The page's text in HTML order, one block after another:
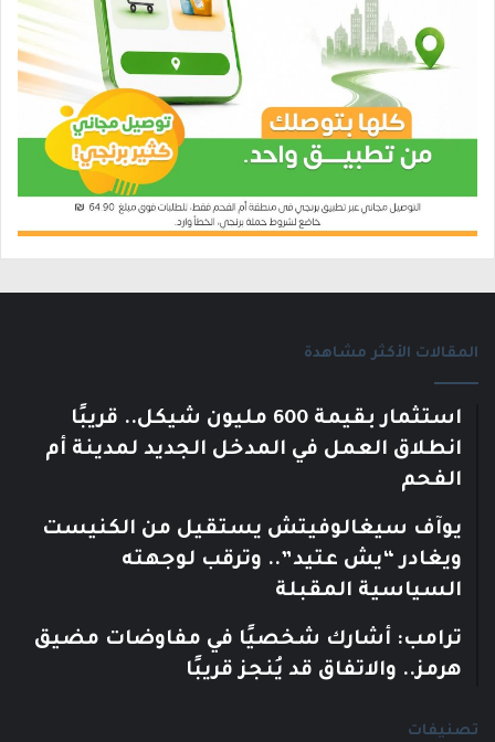
المقالات الأكثر مشاهدة
استثمار بقيمة 600 مليون شيكل.. قريبًا
انطلاق العمل في المدخل الجديد لمدينة أم
الفحم
يوآف سيغالوفيتش يستقيل من الكنيست
ويغادر “يش عتيد”.. وترقب لوجهته
السياسية المقبلة
ترامب: أشارك شخصيًا في مفاوضات مضيق
هرمز.. والاتفاق قد يُنجز قريبًا
تصنيفات